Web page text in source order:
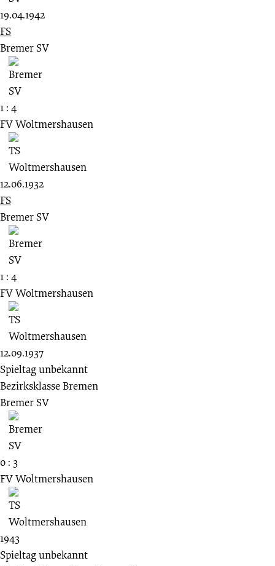
19.04.1942
FS
Bremer SV
1 : 4
FV Woltmershausen
12.06.1932
FS
Bremer SV
1 : 4
FV Woltmershausen
12.09.1937
Spieltag unbekannt
Bezirksklasse Bremen
Bremer SV
0 : 3
FV Woltmershausen
1943
Spieltag unbekannt